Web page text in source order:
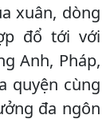
xuân, dòng
đổ tới với
Anh, Pháp,
quyện cùng
đa ngôn